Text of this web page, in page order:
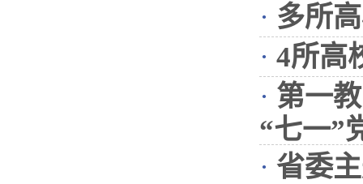
· 多所
· 4所高
· 第一
“七一”
· 省委